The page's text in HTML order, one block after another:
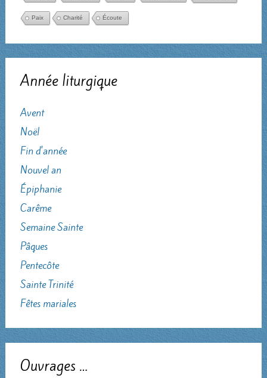
Paix Charité Écoute
Année liturgique
Avent
Noël
Fin d'année
Nouvel an
Épiphanie
Carême
Semaine Sainte
Pâques
Pentecôte
Sainte Trinité
Fêtes mariales
Ouvrages …